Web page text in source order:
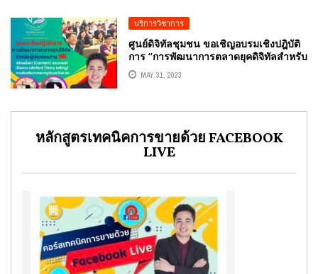
ธวัชชัย สุขสีดา
บริการวิชาการ
ศูนย์ดิจิทัลชุมชน ขอเชิญอบรมเชิงปฎิบัติ
การ “การพัฒนาการตลาดยุคดิจิทัลสําหรับ
ผู้ประกอบการ SME” วิทยากร อาจารย์
ดร.ต้นรัก ธวัชชัย สุขสีดา
MAY 31, 2023
หลักสูตรเทคนิคการขายด้วย FACEBOOK
LIVE